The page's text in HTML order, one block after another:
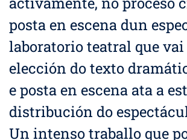
posta en escena dun
laboratorio teatral que vai
elección do texto
e posta en escena ata a
distribución do
Un intenso traballo que